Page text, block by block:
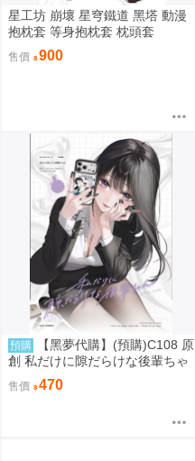
星工坊 崩壞 星穹鐵道 黑塔 動漫
抱枕套 等身抱枕套 枕頭套
售價 900
預購
【黑夢代購】(預購)C108 原
創 私だけに隙だらけな後輩ちゃ
ん 社團名:saeu 繪師:saeu
售價 470